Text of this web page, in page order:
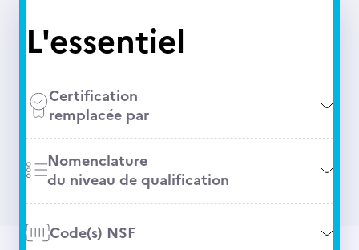
L'essentiel
Certification
remplacée par
Nomenclature
du niveau de qualification
Code(s) NSF